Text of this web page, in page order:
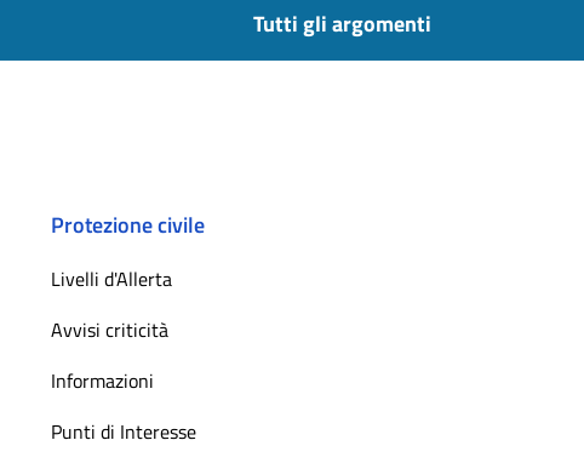
Tutti gli argomenti
Protezione civile
Livelli d'Allerta
Avvisi criticità
Informazioni
Punti di Interesse